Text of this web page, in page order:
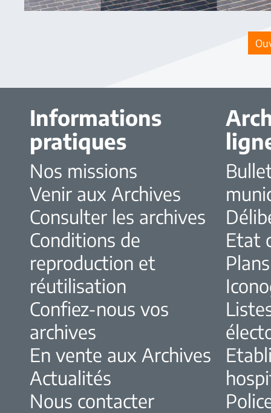
Informations
pratiques
Nos missions
Venir aux Archives
Consulter les archives
Conditions de
reproduction et
réutilisation
Confiez-nous vos
archives
En vente aux Archives
Actualités
Nous contacter
Etat
Plans